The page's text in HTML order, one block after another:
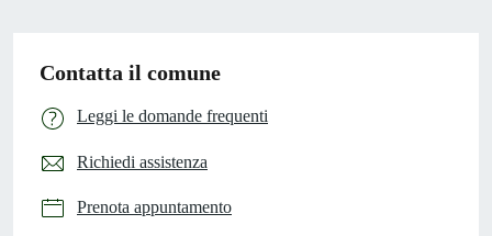
Contatta il comune
Leggi le domande frequenti
Richiedi assistenza
Prenota appuntamento